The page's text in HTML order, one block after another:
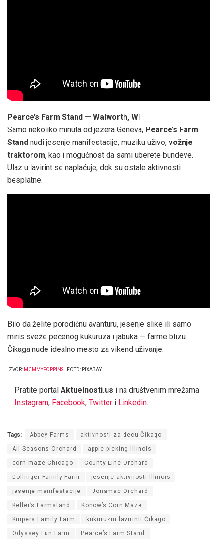
Pearce’s Farm Stand — Walworth, WI
Samo nekoliko minuta od jezera Geneva, Pearce’s Farm
Stand nudi jesenje manifestacije, muziku uživo, vožnje
traktorom, kao i mogućnost da sami uberete bundeve.
Ulaz u lavirint se naplaćuje, dok su ostale aktivnosti
besplatne.
Bilo da želite porodičnu avanturu, jesenje slike ili samo
miris sveže pečenog kukuruza i jabuka — farme blizu
Čikaga nude idealno mesto za vikend uživanje.
IZVOR: MOMMYPOPPINS I FOTO: PIXABAY
Pratite portal Aktuelnosti.us i na društvenim mrežama
Instagram, Facebook, Twitter i Linkedin.
Tags: Abbey Farms aktivnosti za decu Čikago
All Seasons Orchard apple picking Illinois
corn maze Chicago County Line Orchard
Dollinger Family Farm jesenje aktivnosti Illinois
jesenje manifestacije Jonamac Orchard
Keller’s Farmstand Konow’s Corn Maze
Kuipers Family Farm kukuruzni lavirinti Čikago
Odyssey Fun Farm Pearce’s Farm Stand